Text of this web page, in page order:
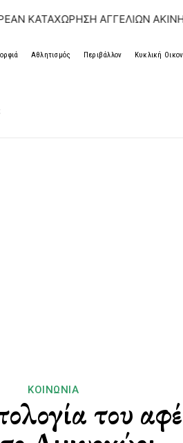
ΑΓΓΕΛΙΩΝ ΑΚΙΝΗΤΩΝ &
Αθλητισμός Περιβάλλον Κυκλική
ΚΟΙΝΩΝΊΑ
του